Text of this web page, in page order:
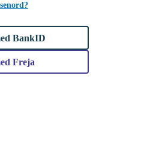
BankID
Freja